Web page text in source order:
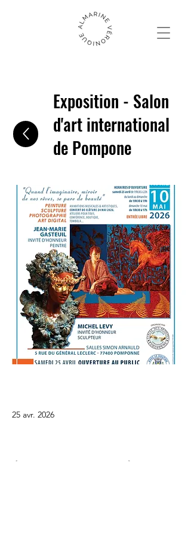
Exposition - Salon
d'art international
de Pompone
25 avr. 2026
< >